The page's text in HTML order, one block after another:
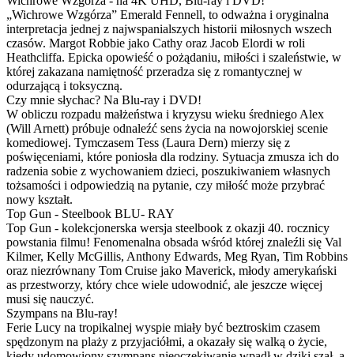
„Wichrowe Wzgórza” Emerald Fennell, to odważna i oryginalna
interpretacja jednej z najwspanialszych historii miłosnych wszech
czasów. Margot Robbie jako Cathy oraz Jacob Elordi w roli
Heathcliffa. Epicka opowieść o pożądaniu, miłości i szaleństwie, w
której zakazana namiętność przeradza się z romantycznej w
odurzającą i toksyczną.
Czy mnie słychac? Na Blu-ray i DVD!
W obliczu rozpadu małżeństwa i kryzysu wieku średniego Alex
(Will Arnett) próbuje odnaleźć sens życia na nowojorskiej scenie
komediowej. Tymczasem Tess (Laura Dern) mierzy się z
poświęceniami, które poniosła dla rodziny. Sytuacja zmusza ich do
radzenia sobie z wychowaniem dzieci, poszukiwaniem własnych
tożsamości i odpowiedzią na pytanie, czy miłość może przybrać
nowy kształt.
Top Gun - Steelbook BLU- RAY
Top Gun - kolekcjonerska wersja steelbook z okazji 40. rocznicy
powstania filmu! Fenomenalna obsada wśród której znaleźli się Val
Kilmer, Kelly McGillis, Anthony Edwards, Meg Ryan, Tim Robbins
oraz niezrównany Tom Cruise jako Maverick, młody amerykański
as przestworzy, który chce wiele udowodnić, ale jeszcze więcej
musi się nauczyć.
Szympans na Blu-ray!
Ferie Lucy na tropikalnej wyspie miały być beztroskim czasem
spędzonym na plaży z przyjaciółmi, a okazały się walką o życie,